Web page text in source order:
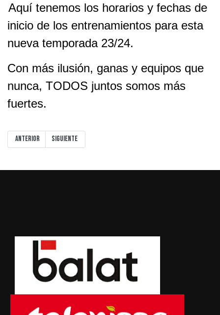
Aquí tenemos los horarios y fechas de
inicio de los entrenamientos para esta
nueva temporada 23/24.
Con más ilusión, ganas y equipos que
nunca, TODOS juntos somos más
fuertes.
Artículo anterior: IMPARABLES
Anterior Artículo siguiente: INCENDIO EN LA OFICINA DEL CLUB
Siguiente